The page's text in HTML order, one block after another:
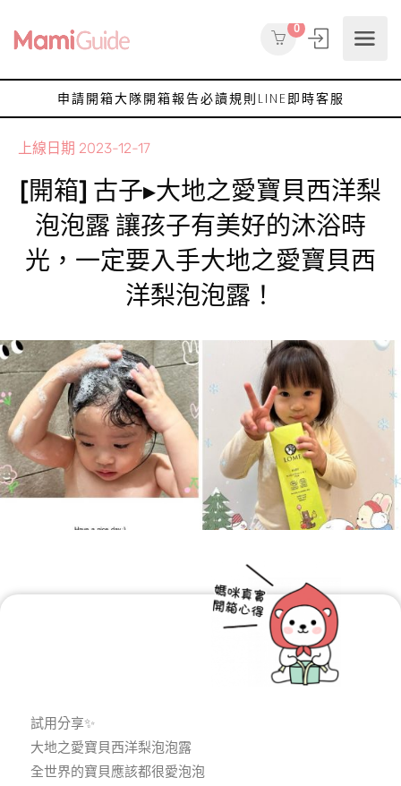
0
申請開箱大隊開箱報告必讀規則 LINE即時客服
上線日期 2023-12-17
[開箱] 古子▸大地之愛寶貝西洋梨
泡泡露 讓孩子有美好的沐浴時
光，一定要入手大地之愛寶貝西
洋梨泡泡露！
試用分享✨
大地之愛寶貝西洋梨泡泡露
全世界的寶貝應該都很愛泡泡